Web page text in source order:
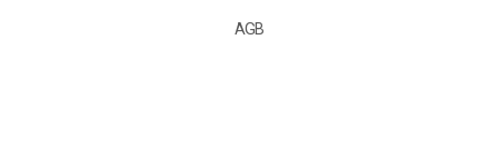
AGB